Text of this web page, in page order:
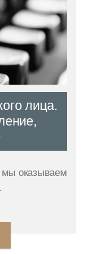
лица.
мы оказываем